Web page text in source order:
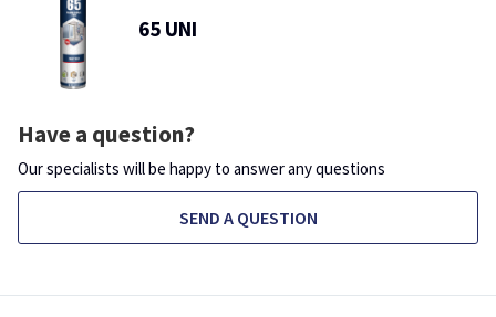
65 UNI
Have a question?
Our specialists will be happy to answer any questions
SEND A QUESTION